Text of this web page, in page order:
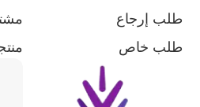
طلب إرجاع
طلب خاص